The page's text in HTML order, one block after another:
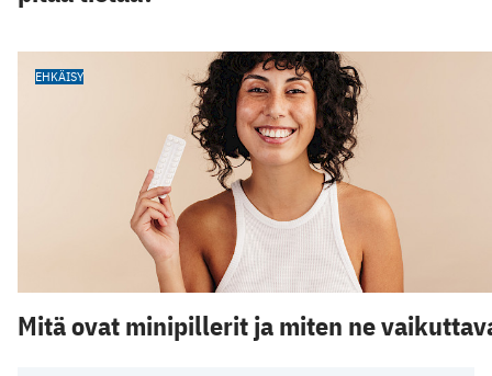
EHKÄISY
Mitä ovat minipillerit ja miten ne